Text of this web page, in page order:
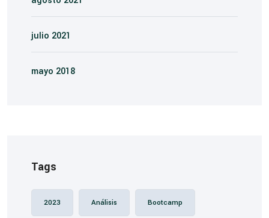
julio 2021
mayo 2018
Tags
2023 Análisis Bootcamp